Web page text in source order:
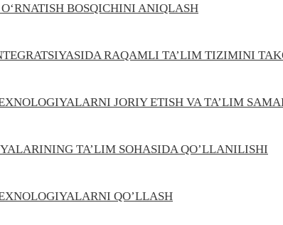
BOSQICHINI ANIQLASH
RAQAMLI TA’LIM TIZIMINI
JORIY ETISH VA TA’LIM
TA’LIM SOHASIDA QO’LLANILISHI
QO’LLASH